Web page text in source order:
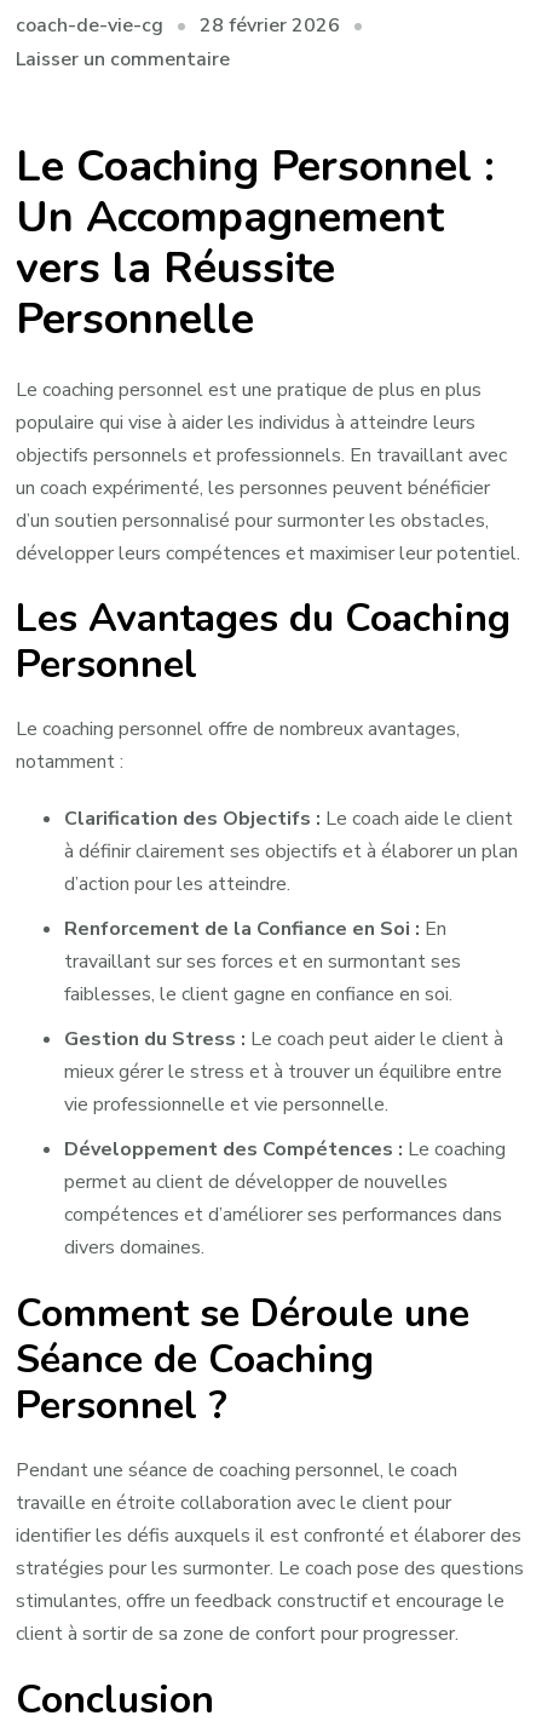
coach-de-vie-cg
28 février 2026
Laisser un commentairesur
Potentiel
avec
le
Coaching
Personnel
Le Coaching Personnel :
Un Accompagnement
vers la Réussite
Personnelle
Le coaching personnel est une pratique de plus en plus
populaire qui vise à aider les individus à atteindre leurs
objectifs personnels et professionnels. En travaillant avec
un coach expérimenté, les personnes peuvent bénéficier
d’un soutien personnalisé pour surmonter les obstacles,
développer leurs compétences et maximiser leur potentiel.
Les Avantages du Coaching
Personnel
Le coaching personnel offre de nombreux avantages,
notamment :
Clarification des Objectifs : Le coach aide le client
à définir clairement ses objectifs et à élaborer un plan
d’action pour les atteindre.
Renforcement de la Confiance en Soi : En
travaillant sur ses forces et en surmontant ses
faiblesses, le client gagne en confiance en soi.
Gestion du Stress : Le coach peut aider le client à
mieux gérer le stress et à trouver un équilibre entre
vie professionnelle et vie personnelle.
Développement des Compétences : Le coaching
permet au client de développer de nouvelles
compétences et d’améliorer ses performances dans
divers domaines.
Comment se Déroule une
Séance de Coaching
Personnel ?
Pendant une séance de coaching personnel, le coach
travaille en étroite collaboration avec le client pour
identifier les défis auxquels il est confronté et élaborer des
stratégies pour les surmonter. Le coach pose des questions
stimulantes, offre un feedback constructif et encourage le
client à sortir de sa zone de confort pour progresser.
Conclusion